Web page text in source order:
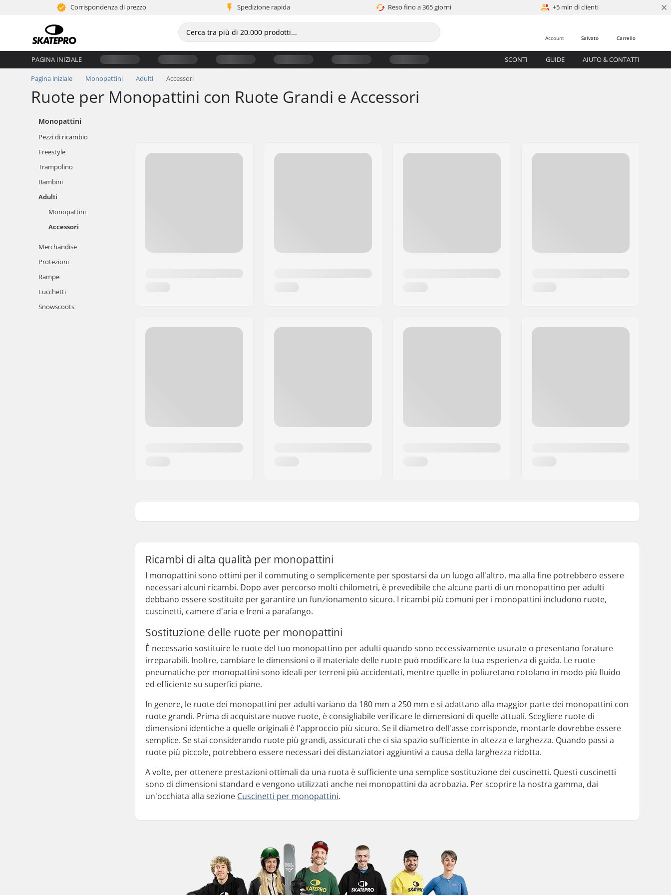
Corrispondenza di prezzo Spedizione rapida Reso fino a 365 giorni +5 mln di clienti ×
Carrello
Salvato
Account
PAGINA INIZIALE SCONTI GUIDE AIUTO & CONTATTI
Pagina iniziale Monopattini Adulti Accessori
Ruote per Monopattini con Ruote Grandi e Accessori
Monopattini
Pezzi di ricambio
Freestyle
Trampolino
Bambini
Adulti
Monopattini
Accessori
Merchandise
Protezioni
Rampe
Lucchetti
Snowscoots
Ricambi di alta qualità per monopattini
I monopattini sono ottimi per il commuting o semplicemente per spostarsi da un luogo all'altro, ma alla fine potrebbero essere
necessari alcuni ricambi. Dopo aver percorso molti chilometri, è prevedibile che alcune parti di un monopattino per adulti
debbano essere sostituite per garantire un funzionamento sicuro. I ricambi più comuni per i monopattini includono ruote,
cuscinetti, camere d'aria e freni a parafango.
Sostituzione delle ruote per monopattini
È necessario sostituire le ruote del tuo monopattino per adulti quando sono eccessivamente usurate o presentano forature
irreparabili. Inoltre, cambiare le dimensioni o il materiale delle ruote può modificare la tua esperienza di guida. Le ruote
pneumatiche per monopattini sono ideali per terreni più accidentati, mentre quelle in poliuretano rotolano in modo più fluido
ed efficiente su superfici piane.
In genere, le ruote dei monopattini per adulti variano da 180 mm a 250 mm e si adattano alla maggior parte dei monopattini con
ruote grandi. Prima di acquistare nuove ruote, è consigliabile verificare le dimensioni di quelle attuali. Scegliere ruote di
dimensioni identiche a quelle originali è l'approccio più sicuro. Se il diametro dell'asse corrisponde, montarle dovrebbe essere
semplice. Se stai considerando ruote più grandi, assicurati che ci sia spazio sufficiente in altezza e larghezza. Quando passi a
ruote più piccole, potrebbero essere necessari dei distanziatori aggiuntivi a causa della larghezza ridotta.
A volte, per ottenere prestazioni ottimali da una ruota è sufficiente una semplice sostituzione dei cuscinetti. Questi cuscinetti
sono di dimensioni standard e vengono utilizzati anche nei monopattini da acrobazia. Per scoprire la nostra gamma, dai
un'occhiata alla sezione Cuscinetti per monopattini.